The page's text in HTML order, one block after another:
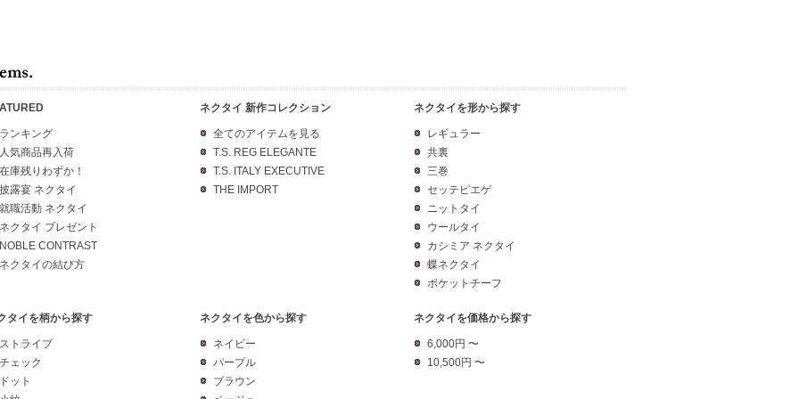
ランキング
人気商品再入荷
在庫残りわずか！
披露宴 ネクタイ
就職活動 ネクタイ
ネクタイ プレゼント
NOBLE CONTRAST
ネクタイの結び方
ネクタイ 新作コレクション
全てのアイテムを見る
T.S. REG ELEGANTE
T.S. ITALY EXECUTIVE
THE IMPORT
ネクタイを形から探す
レギュラー
共裏
三巻
セッテピエゲ
ニットタイ
ウールタイ
カシミア ネクタイ
蝶ネクタイ
ポケットチーフ
タイを柄から探す
ストライプ
チェック
ドット
ネクタイを色から探す
ネイビー
パープル
ブラウン
ネクタイを価格から探す
6,000円 〜
10,500円 〜